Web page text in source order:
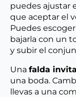
puedes ajustar
que aceptar el
Puedes
bajarla con un
y subir el
Una falda
una boda.
llevas a una